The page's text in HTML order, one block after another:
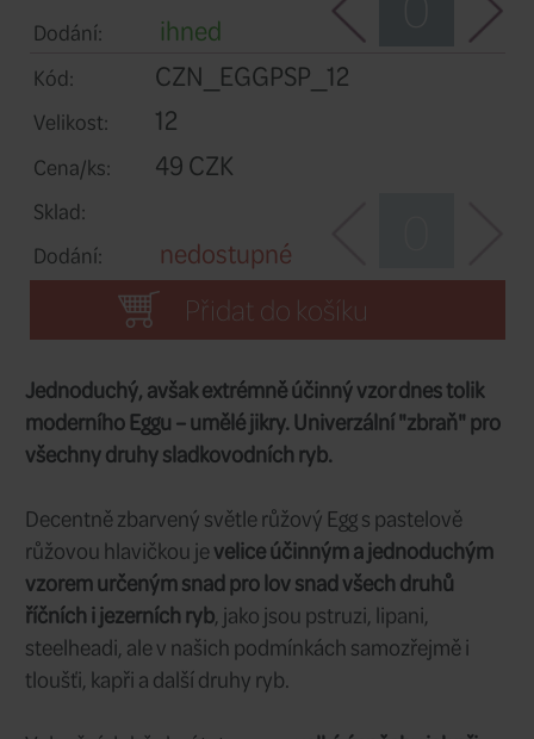
Kód: CZN_EGGPSP_14
Velikost:
Cena/ks: 49 CZK
Sklad: 11 ks
Dodání: ihned
Kód: CZN_EGGPSP_12
Velikost: 12
Cena/ks: 49 CZK
Sklad: